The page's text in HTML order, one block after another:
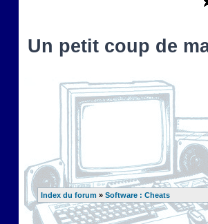
Un petit coup de
Index du forum » Software : Cheats